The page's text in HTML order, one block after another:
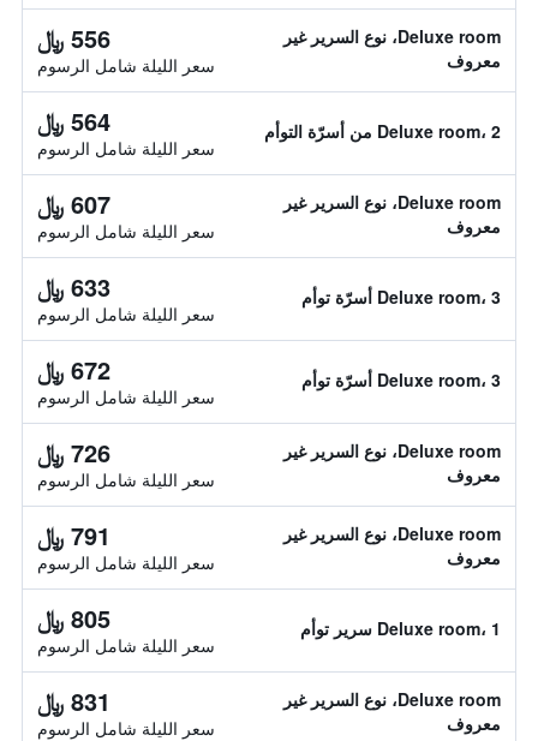
Deluxe room، نوع السرير غير
معروف
556 ﷼
سعر الليلة شامل الرسوم
Deluxe room، 2 من أسرّة التوأم 564 ﷼
سعر الليلة شامل الرسوم
Deluxe room، نوع السرير غير
معروف
607 ﷼
سعر الليلة شامل الرسوم
Deluxe room، 3 أسرّة توأم 633 ﷼
سعر الليلة شامل الرسوم
Deluxe room، 3 أسرّة توأم 672 ﷼
سعر الليلة شامل الرسوم
Deluxe room، نوع السرير غير
معروف
726 ﷼
سعر الليلة شامل الرسوم
Deluxe room، نوع السرير غير
معروف
791 ﷼
سعر الليلة شامل الرسوم
Deluxe room، 1 سرير توأم 805 ﷼
سعر الليلة شامل الرسوم
Deluxe room، نوع السرير غير
معروف
831 ﷼
سعر الليلة شامل الرسوم